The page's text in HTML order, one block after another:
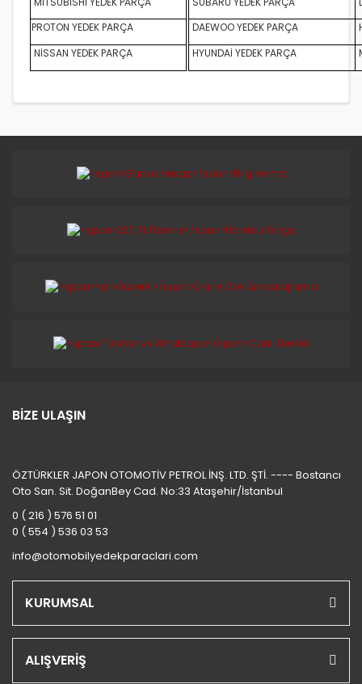
PROTON YEDEK PARÇA
DAEWOO YEDEK PARÇA
NİSSAN YEDEK PARÇA
HYUNDAİ YEDEK PARÇA
BİZE ULAŞIN
ÖZTÜRKLER JAPON OTOMOTİV PETROL İNŞ. LTD. ŞTİ. ---- Bostancı
Oto San. Sit. DoğanBey Cad. No:33 Ataşehir/İstanbul
0 ( 216 ) 576 51 01
0 ( 554 ) 536 03 53
info@otomobilyedekparaclari.com
KURUMSAL
ALIŞVERİŞ